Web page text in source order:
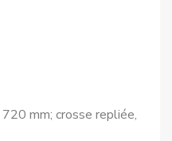
mm; crosse repliée,